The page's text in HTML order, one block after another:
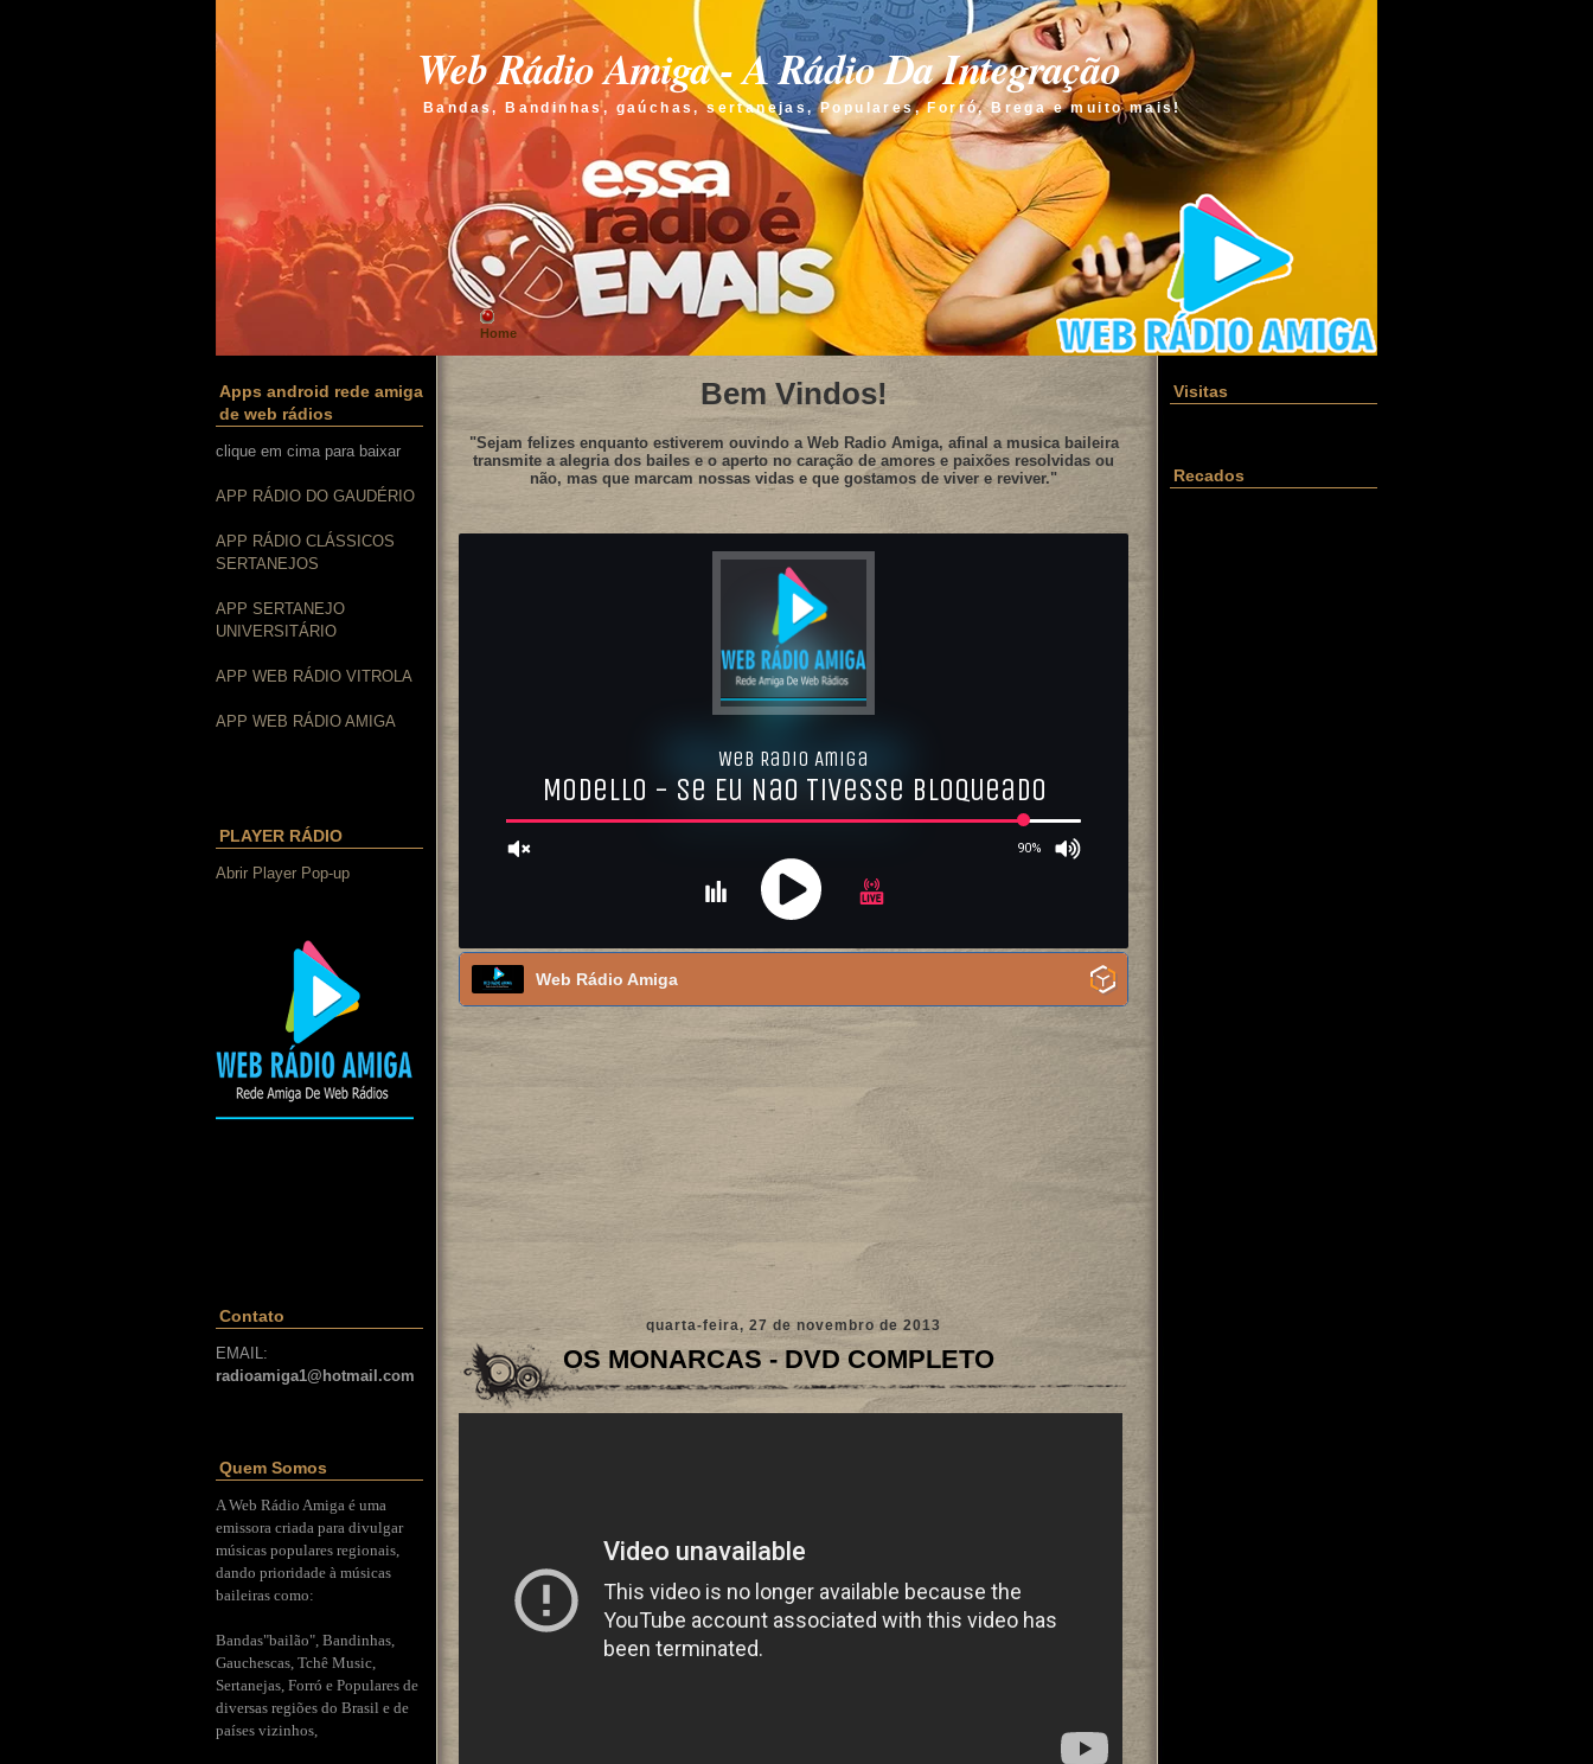
Web Rádio Amiga - A Rádio Da Integração
Bandas, Bandinhas, gaúchas, sertanejas, Populares, Forró, Brega e muito mais!
Home
Apps android rede amiga
de web rádios
clique em cima para baixar
APP RÁDIO DO GAUDÉRIO
APP RÁDIO CLÁSSICOS
SERTANEJOS
APP SERTANEJO
UNIVERSITÁRIO
APP WEB RÁDIO VITROLA
APP WEB RÁDIO AMIGA
PLAYER RÁDIO
Abrir Player Pop-up
Contato
EMAIL:
radioamiga1@hotmail.com
Quem Somos
A Web Rádio Amiga é uma
emissora criada para divulgar
músicas populares regionais,
dando prioridade à músicas
baileiras como:
Bandas"bailão", Bandinhas,
Gauchescas, Tchê Music,
Sertanejas, Forró e Populares de
diversas regiões do Brasil e de
países vizinhos,
Bem Vindos!
"Sejam felizes enquanto estiverem ouvindo a Web Radio Amiga, afinal a musica baileira
transmite a alegria dos bailes e o aperto no caração de amores e paixões resolvidas ou
não, mas que marcam nossas vidas e que gostamos de viver e reviver."
Web Rádio Amiga
quarta-feira, 27 de novembro de 2013
OS MONARCAS - DVD COMPLETO
Visitas
Recados